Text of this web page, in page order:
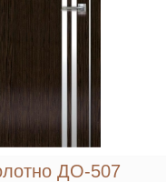
ДО-507